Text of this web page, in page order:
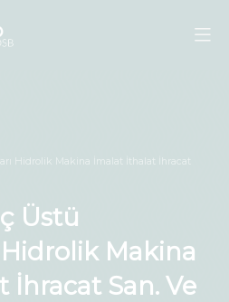
Hidrolik Makina İmalat İthalat İhracat
Üstü
Makina
San. Ve